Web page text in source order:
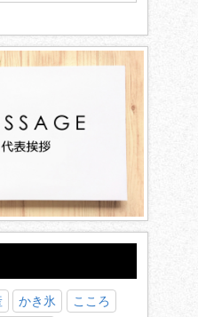
かき氷
こころ